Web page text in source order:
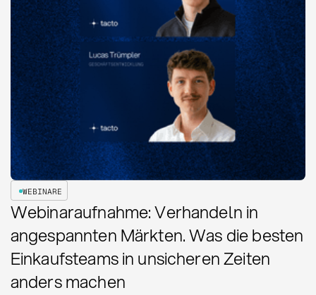
WEBINARE
Webinaraufnahme: Verhandeln in
angespannten Märkten. Was die besten
Einkaufsteams in unsicheren Zeiten
anders machen